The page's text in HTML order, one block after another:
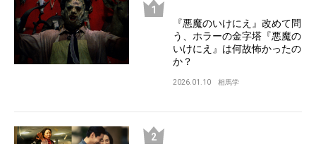
『悪魔のいけにえ』改めて問
う、ホラーの金字塔『悪魔の
いけにえ』は何故怖かったの
か？
2026.01.10 相馬学